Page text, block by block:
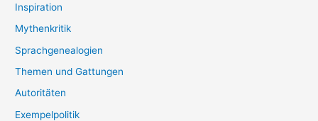
Inspiration
Mythenkritik
Sprachgenealogien
Themen und Gattungen
Autoritäten
Exempelpolitik